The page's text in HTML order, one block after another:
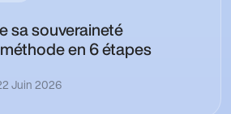
sa souveraineté
en 6 étapes
Juin 2026